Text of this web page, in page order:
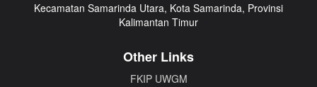
Kecamatan Samarinda Utara, Kota Samarinda, Provinsi
Kalimantan Timur
Other Links
FKIP UWGM